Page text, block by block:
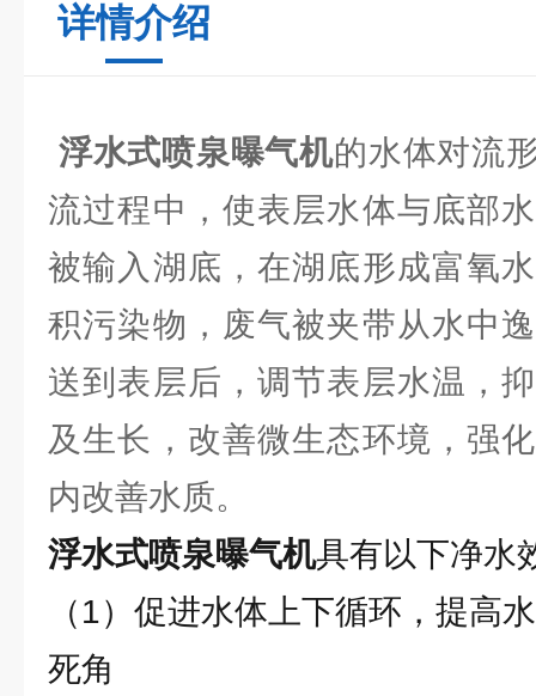
详情介绍
浮水式喷泉曝气机的水体对流
流过程中，使表层水体与底部
被输入湖底，在湖底形成富氧
积污染物，废气被夹带从水中
送到表层后，调节表层水温，
及生长，改善微生态环境，强
内改善水质。
浮水式喷泉曝气机具有以下净水
（1）促进水体上下循环，提高
死角